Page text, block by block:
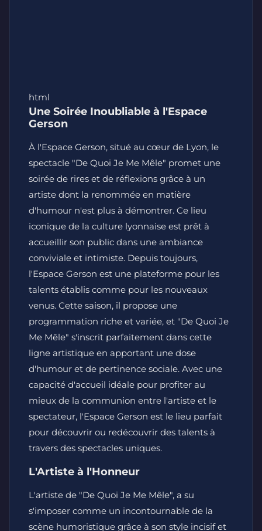
html
Une Soirée Inoubliable à l'Espace
Gerson
À l'Espace Gerson, situé au cœur de Lyon, le
spectacle "De Quoi Je Me Mêle" promet une
soirée de rires et de réflexions grâce à un
artiste dont la renommée en matière
d'humour n'est plus à démontrer. Ce lieu
iconique de la culture lyonnaise est prêt à
accueillir son public dans une ambiance
conviviale et intimiste. Depuis toujours,
l'Espace Gerson est une plateforme pour les
talents établis comme pour les nouveaux
venus. Cette saison, il propose une
programmation riche et variée, et "De Quoi Je
Me Mêle" s'inscrit parfaitement dans cette
ligne artistique en apportant une dose
d'humour et de pertinence sociale. Avec une
capacité d'accueil idéale pour profiter au
mieux de la communion entre l'artiste et le
spectateur, l'Espace Gerson est le lieu parfait
pour découvrir ou redécouvrir des talents à
travers des spectacles uniques.
L'Artiste à l'Honneur
L'artiste de "De Quoi Je Me Mêle", a su
s'imposer comme un incontournable de la
scène humoristique grâce à son style incisif et